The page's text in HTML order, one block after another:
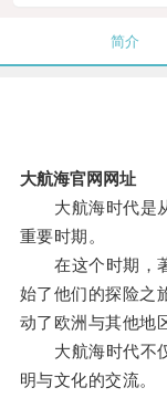
简介
大航海官网网址
大航海时代是从
重要时期。
在这个时期，著
始了他们的探险之
动了欧洲与其他地
大航海时代不仅
明与文化的交流。